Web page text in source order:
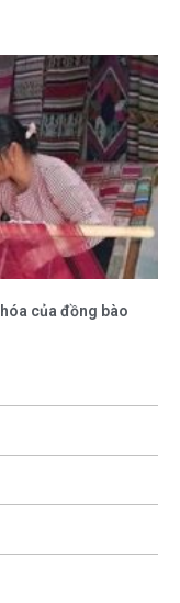
của đồng bào